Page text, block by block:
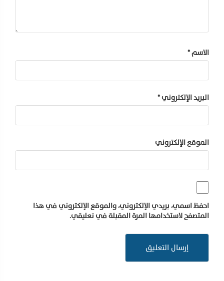
الاسم*
البريد الإلكتروني*
الموقع الإلكتروني
احفظ اسمي، بريدي الإلكتروني، والموقع الإلكتروني في هذا
المتصفح لاستخدامها المرة المقبلة في تعليقي.